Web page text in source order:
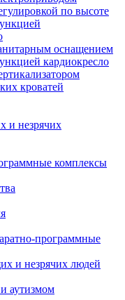
по высоте
оснащением
кардиокресло
кроватей
и незрячих
комплексы
программные
и незрячих людей
аутизмом